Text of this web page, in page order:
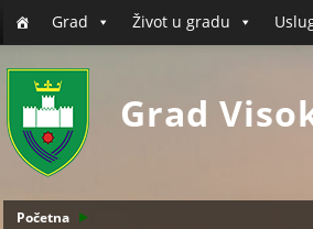
Grad Život u gradu
Grad
Početna